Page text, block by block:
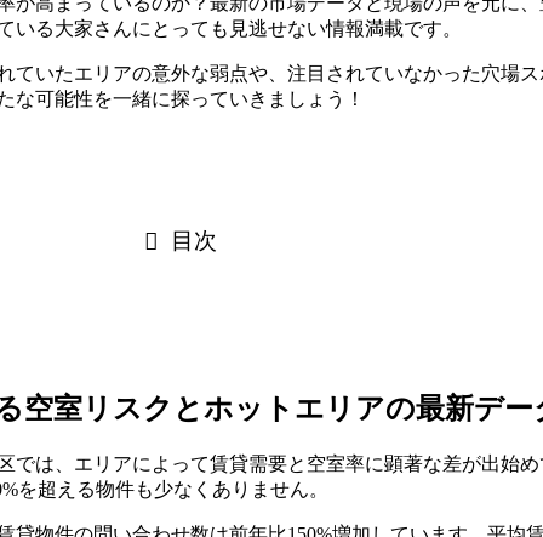
る大家さんにとっても見逃せない情報満載です。
いたエリアの意外な弱点や、注目されていなかった穴場
可能性を一緒に探っていきましょう！
目次
空室リスクとホットエリアの最新デー
は、エリアによって賃貸需要と空室率に顕著な差が出始
を超える物件も少なくありません。